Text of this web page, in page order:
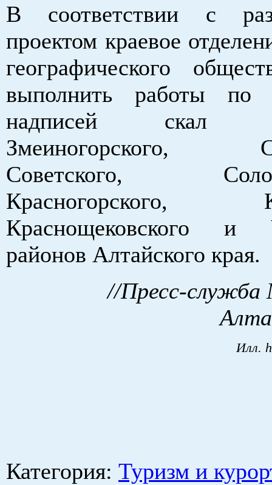
В соответствии с
проектом краевое
географического
выполнить работы по
надписей скал
Змеиногорского,
Советского,
Красногорского,
Краснощековского и
районов Алтайского края.
//Пресс-служба
Илл.
Категория: Туризм и